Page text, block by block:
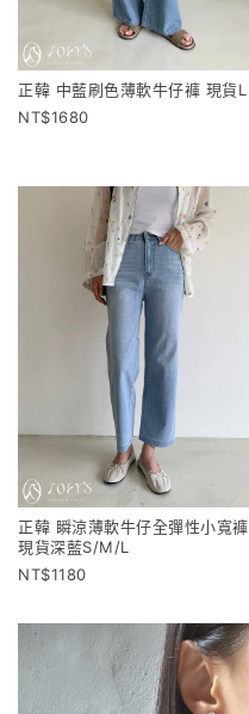
正韓 中藍刷色薄軟牛仔褲 現貨L
1680
正韓 瞬涼薄軟牛仔全彈性小寬褲
現貨深藍S/M/L
1180